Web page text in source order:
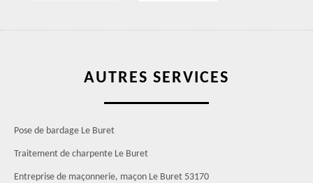
AUTRES SERVICES
Pose de bardage Le Buret
Traitement de charpente Le Buret
Entreprise de maçonnerie, maçon Le Buret 53170